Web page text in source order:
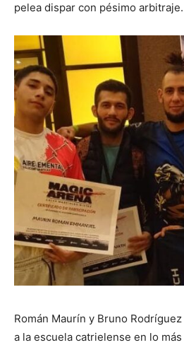
pelea dispar con pésimo arbitraje.
Román Maurín y Bruno
a la escuela catrielense en lo